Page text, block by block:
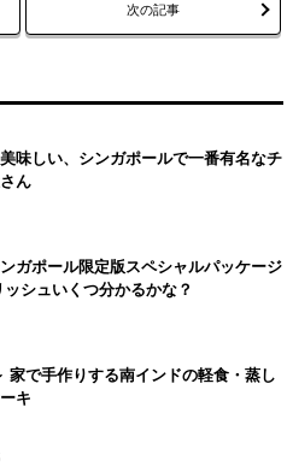
次の記事
味しい、シンガポールで一番有名なチ
ん
ガポール限定版スペシャルパッケージ
ッシュいくつ分かるかな？
家で手作りする南インドの軽食・蒸し
キ